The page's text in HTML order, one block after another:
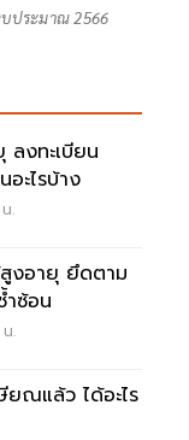
ประมาณ 2566
ลงทะเบียน
อะไรบ้าง
.
งอายุ ยึดตาม
ำซ้อน
.
ยณแล้ว ได้อะไร